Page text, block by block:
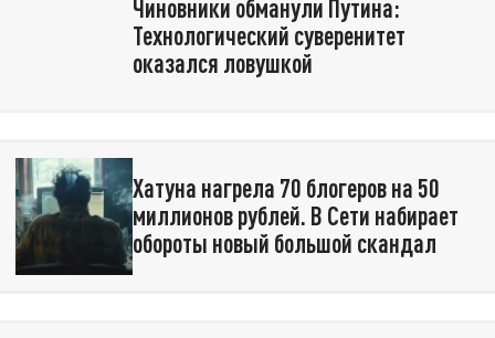
Чиновники обманули Путина:
Технологический суверенитет
оказался ловушкой
Хатуна нагрела 70 блогеров на 50
миллионов рублей. В Сети набирает
обороты новый большой скандал